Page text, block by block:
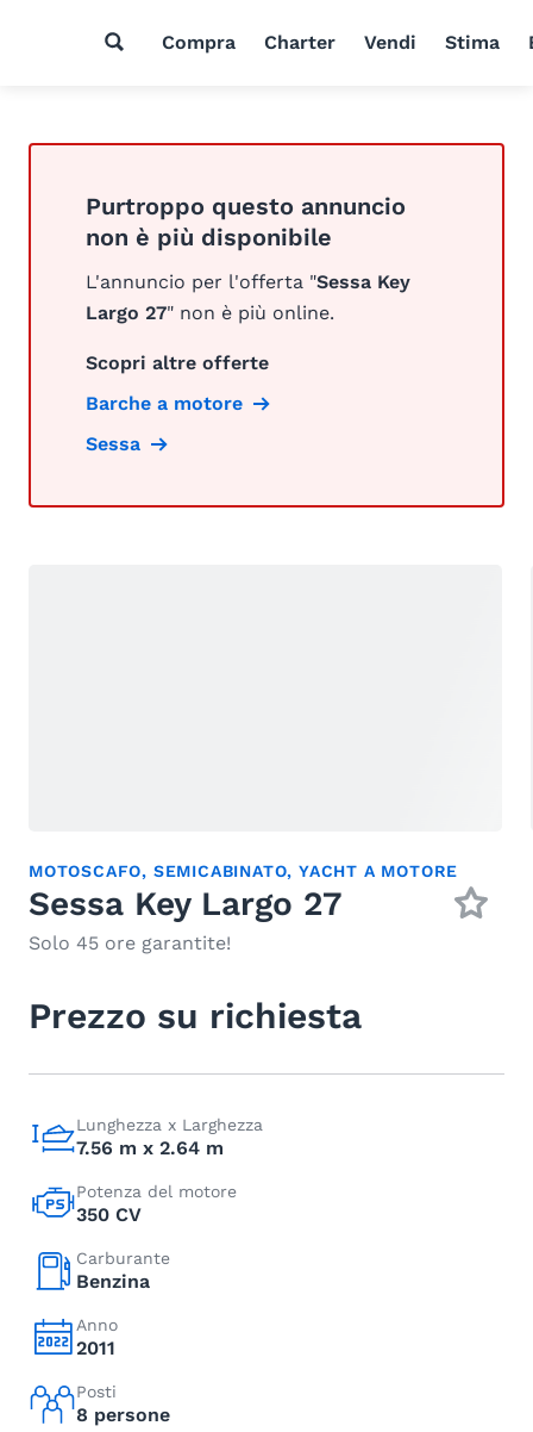
Compra Charter Vendi Stima
Purtroppo questo annuncio
non è più disponibile
L'annuncio per l'offerta "Sessa Key
Largo 27" non è più online.
Scopri altre offerte
Barche a motore
Sessa
MOTOSCAFO, SEMICABINATO,YACHT A MOTORE
Sessa Key Largo 27
Solo 45 ore garantite!
Prezzo su richiesta
Lunghezza x Larghezza
7.56 m x 2.64 m
Potenza del motore
350 CV
Carburante
Benzina
Anno
2011
Posti
8 persone